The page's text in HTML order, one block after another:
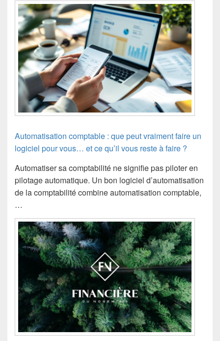
Automatisation comptable : que peut vraiment faire un
logiciel pour vous… et ce qu’il vous reste à faire ?
Automatiser sa comptabilité ne signifie pas piloter en
pilotage automatique. Un bon logiciel d’automatisation
de la comptabilité combine automatisation comptable,
…